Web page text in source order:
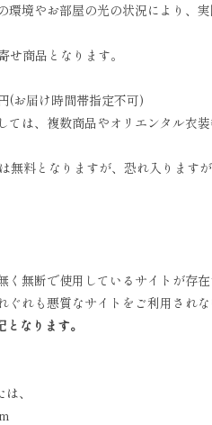
境やお部屋の光の状況により、
商品となります。
(お届け時間帯指定不可)
ては、複数商品やオリエンタル衣
無料となりますが、恐れ入ります
く無断で使用しているサイトが存
れも悪質なサイトをご利用され
なります。
、